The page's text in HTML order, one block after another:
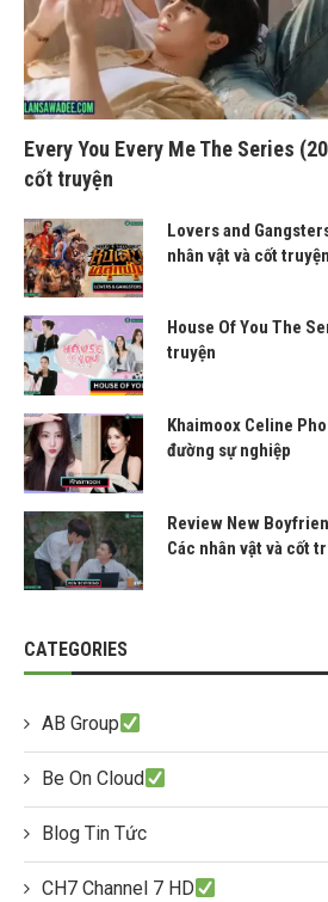
Every You Every Me The Series
cốt truyện
Lovers and
nhân vật và cốt truyện
House Of You The
truyện
Khaimoox Celine
đường sự nghiệp
Review New
Các nhân vật và cốt
CATEGORIES
AB Group
Be On Cloud
Blog Tin Tức
CH7 Channel 7 HD